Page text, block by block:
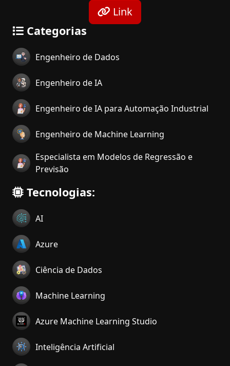
Link
Categorias
Engenheiro de Dados
Engenheiro de IA
Engenheiro de IA para Automação Industrial
Engenheiro de Machine Learning
Especialista em Modelos de Regressão e
Previsão
Tecnologias:
AI
Azure
Ciência de Dados
Machine Learning
Azure Machine Learning Studio
Inteligência Artificial